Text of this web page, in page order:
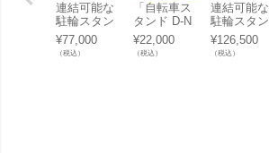
連結可能な
駐輪スタン
ド「自転車
スタンド サ
イクルレス
¥77,000
（税込）
「自転車ス
タンド D-N
A ディーナ
CLIP 1台
用」
¥22,000
（税込）
連結可能な
駐輪スタン
ド「自転車
スタンド サ
イクルレス
¥126,500
（税込）